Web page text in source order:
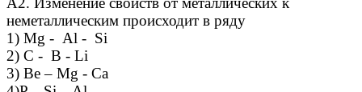
неметаллическим происходит в ряду
1) Mg - Al - Si
2) C - B - Li
3) Be – Mg - Ca